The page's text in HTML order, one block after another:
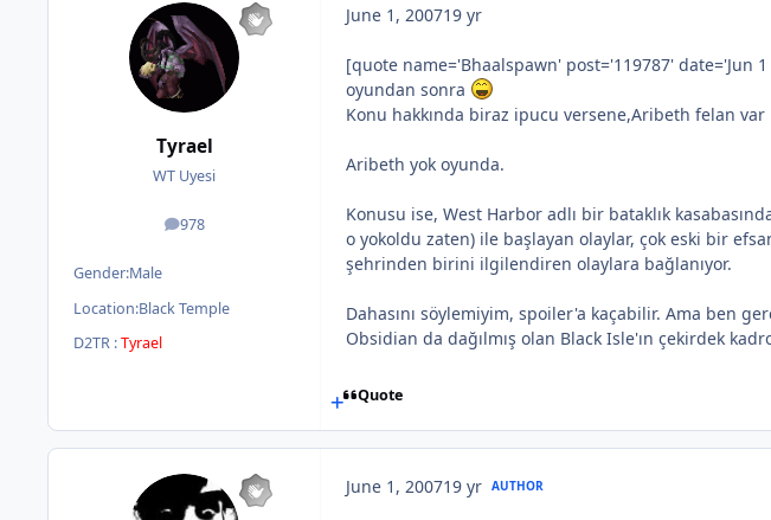
Tyrael
WT Uyesi
978
posts
Gender:Male
Location:Black Temple
D2TR :Tyrael
June 1, 200719 yr
[quote name='Bhaalspawn' post='119787'
oyundan sonra
Konu hakkında biraz ipucu versene,Aribeth felan var
Aribeth yok oyunda.
Konusu ise, West Harbor adlı bir bataklık
o yokoldu zaten) ile başlayan olaylar, çok eski bir
şehrinden birini ilgilendiren olaylara bağlanıyor.
Dahasını söylemiyim, spoiler'a kaçabilir. Ama ben
Obsidian da dağılmış olan Black Isle'ın çekirdek
Quote
June 1, 200719 yr AUTHOR